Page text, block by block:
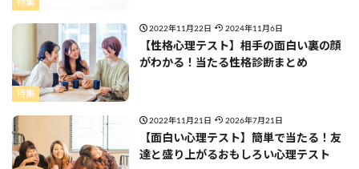
特集
特集
2022年11月22日 2024年11月6日
【性格心理テスト】相手の面白い裏の顔
がわかる！当たる性格診断まとめ
2022年11月21日 2026年7月21日
【面白い心理テスト】簡単で当たる！友
達と盛り上がるおもしろい心理テスト